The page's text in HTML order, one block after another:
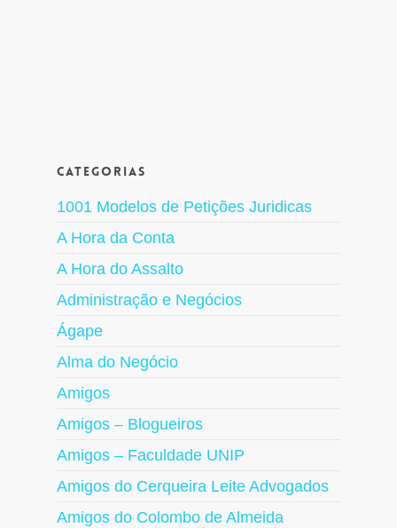
Categorias
1001 Modelos de Petições Juridicas
A Hora da Conta
A Hora do Assalto
Administração e Negócios
Ágape
Alma do Negócio
Amigos
Amigos – Blogueiros
Amigos – Faculdade UNIP
Amigos do Cerqueira Leite Advogados
Amigos do Colombo de Almeida